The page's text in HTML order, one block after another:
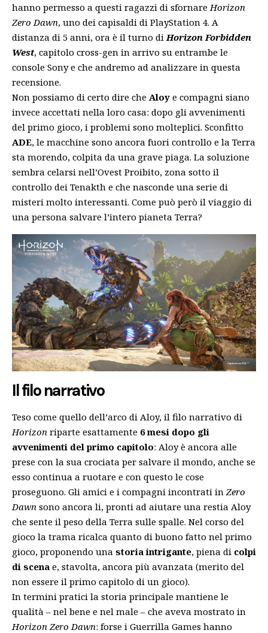
hanno permesso a questi ragazzi di sfornare Horizon
Zero Dawn, uno dei capisaldi di PlayStation 4. A
distanza di 5 anni, ora è il turno di Horizon Forbidden
West, capitolo cross-gen in arrivo su entrambe le
console Sony e che andremo ad analizzare in questa
recensione.
Non possiamo di certo dire che Aloy e compagni siano
invece accettati nella loro casa: dopo gli avvenimenti
del primo gioco, i problemi sono molteplici. Sconfitto
ADE, le macchine sono ancora fuori controllo e la Terra
sta morendo, colpita da una grave piaga. La soluzione
sembra celarsi nell’Ovest Proibito, zona sotto il
controllo dei Tenakth e che nasconde una serie di
misteri molto interessanti. Come può però il viaggio di
una persona salvare l’intero pianeta Terra?
Il filo narrativo
Teso come quello dell’arco di Aloy, il filo narrativo di
Horizon riparte esattamente 6 mesi dopo gli
avvenimenti del primo capitolo: Aloy è ancora alle
prese con la sua crociata per salvare il mondo, anche se
esso continua a ruotare e con questo le cose
proseguono. Gli amici e i compagni incontrati in Zero
Dawn sono ancora li, pronti ad aiutare una restia Aloy
che sente il peso della Terra sulle spalle. Nel corso del
gioco la trama ricalca quanto di buono fatto nel primo
gioco, proponendo una storia intrigante, piena di colpi
di scena e, stavolta, ancora più avanzata (merito del
non essere il primo capitolo di un gioco).
In termini pratici la storia principale mantiene le
qualità – nel bene e nel male – che aveva mostrato in
Horizon Zero Dawn: forse i Guerrilla Games hanno